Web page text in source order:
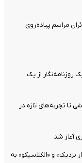
۴ تهران به زائران مراسم پیاده‌روی
روزنامه‌نگار از یک
تا تجربه‌های تازه در
آغاز شد
نزدیک» و «الکلاسیکو» به